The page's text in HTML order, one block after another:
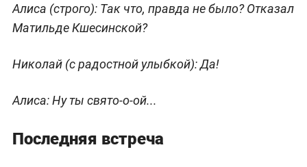
Алиса (строго): Так что, правда не было? Отказал
Матильде Кшесинской?
Николай (с радостной улыбкой): Да!
Алиса:Ну ты свято-о-ой...
Последняя встреча